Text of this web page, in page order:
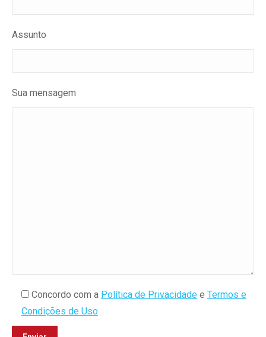
Assunto
Sua mensagem
Concordo com a Política de Privacidade e Termos e
Condições de Uso